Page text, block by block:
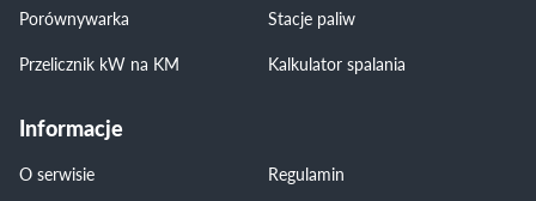
Porównywarka
Stacje paliw
Przelicznik kW na KM
Kalkulator spalania
Informacje
O serwisie Regulamin